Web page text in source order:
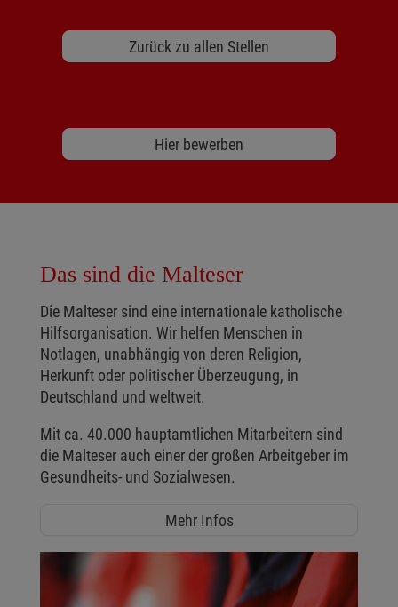
Zurück zu allen Stellen
Hier bewerben
Das sind die Malteser
Die Malteser sind eine internationale katholische
Hilfsorganisation. Wir helfen Menschen in
Notlagen, unabhängig von deren Religion,
Herkunft oder politischer Überzeugung, in
Deutschland und weltweit.
Mit ca. 40.000 hauptamtlichen Mitarbeitern sind
die Malteser auch einer der großen Arbeitgeber im
Gesundheits- und Sozialwesen.
Mehr Infos